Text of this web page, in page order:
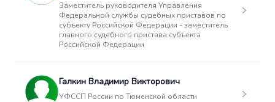
Заместитель руководителя Управления
Федеральной службы судебных приставов по
субъекту Российской Федерации - заместитель
главного судебного пристава субъекта
Российской Федерации
Галкин Владимир Викторович
УФССП России по Тюменской области